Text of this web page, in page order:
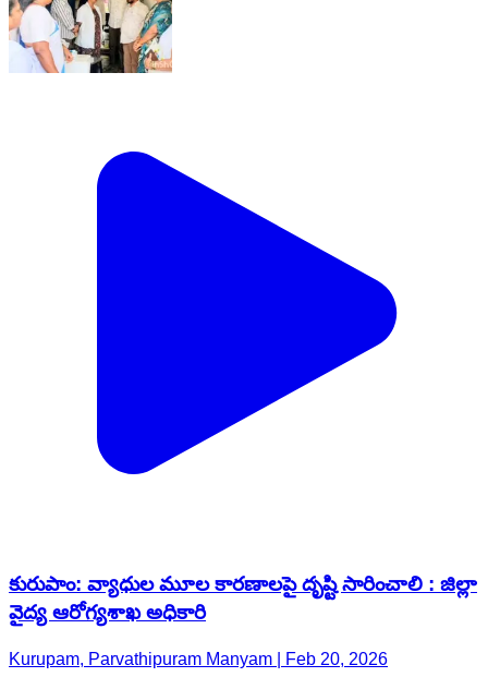
కురుపాం: వ్యాధుల మూల కారణాలపై దృష్టి సారించాలి : జిల్లా
వైద్య ఆరోగ్యశాఖ అధికారి
Kurupam, Parvathipuram Manyam | Feb 20, 2026